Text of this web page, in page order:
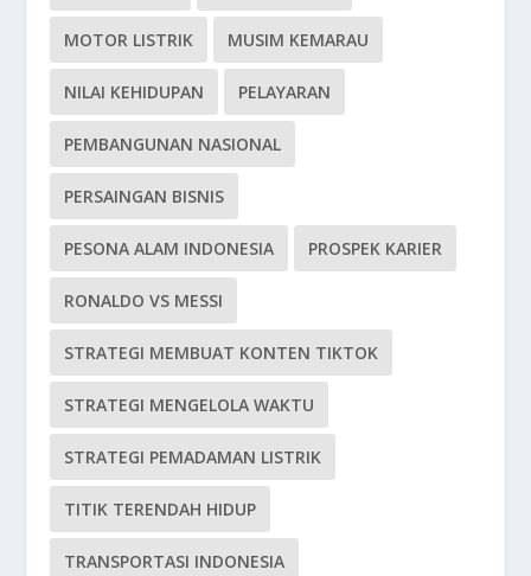
MOTOR LISTRIK MUSIM KEMARAU
NILAI KEHIDUPAN PELAYARAN
PEMBANGUNAN NASIONAL
PERSAINGAN BISNIS
PESONA ALAM INDONESIA PROSPEK KARIER
RONALDO VS MESSI
STRATEGI MEMBUAT KONTEN TIKTOK
STRATEGI MENGELOLA WAKTU
STRATEGI PEMADAMAN LISTRIK
TITIK TERENDAH HIDUP
TRANSPORTASI INDONESIA